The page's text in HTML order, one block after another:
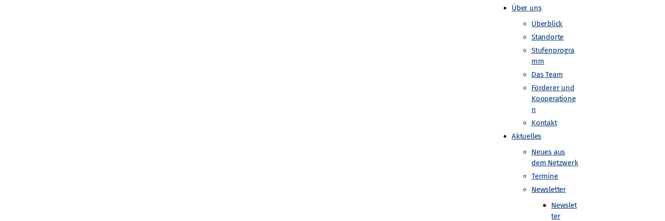
Über uns
Überblick
Standorte
Stufenprogra
mm
Das Team
Förderer und
Kooperatione
n
Kontakt
Aktuelles
Neues aus
dem Netzwerk
Termine
Newsletter
Newslet
ter